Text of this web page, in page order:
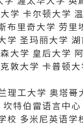
学 卡尔顿大学
布里奇大学 劳里
学 圣玛丽大学
大学 皇后大学
敦大学 卡普顿
工大学 奥塔哥
特伯雷语言中
校 多米尼英语学